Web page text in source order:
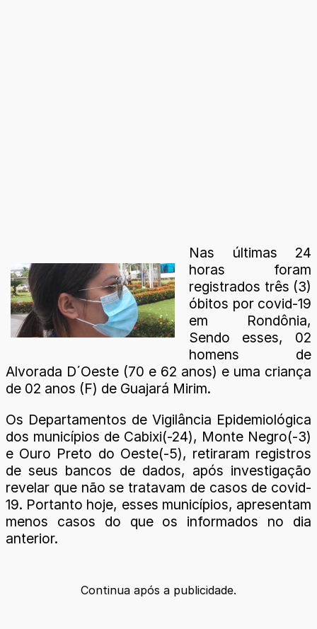
Nas últimas 24
horas foram
registrados três (3)
óbitos por covid-19
em Rondônia,
Sendo esses, 02
homens de
Alvorada D´Oeste (70 e 62 anos) e uma criança
de 02 anos (F) de Guajará Mirim.
Os Departamentos de Vigilância Epidemiológica
dos municípios de Cabixi(-24), Monte Negro(-3)
e Ouro Preto do Oeste(-5), retiraram registros
de seus bancos de dados, após investigação
revelar que não se tratavam de casos de covid-
19. Portanto hoje, esses municípios, apresentam
menos casos do que os informados no dia
anterior.
Continua após a publicidade.